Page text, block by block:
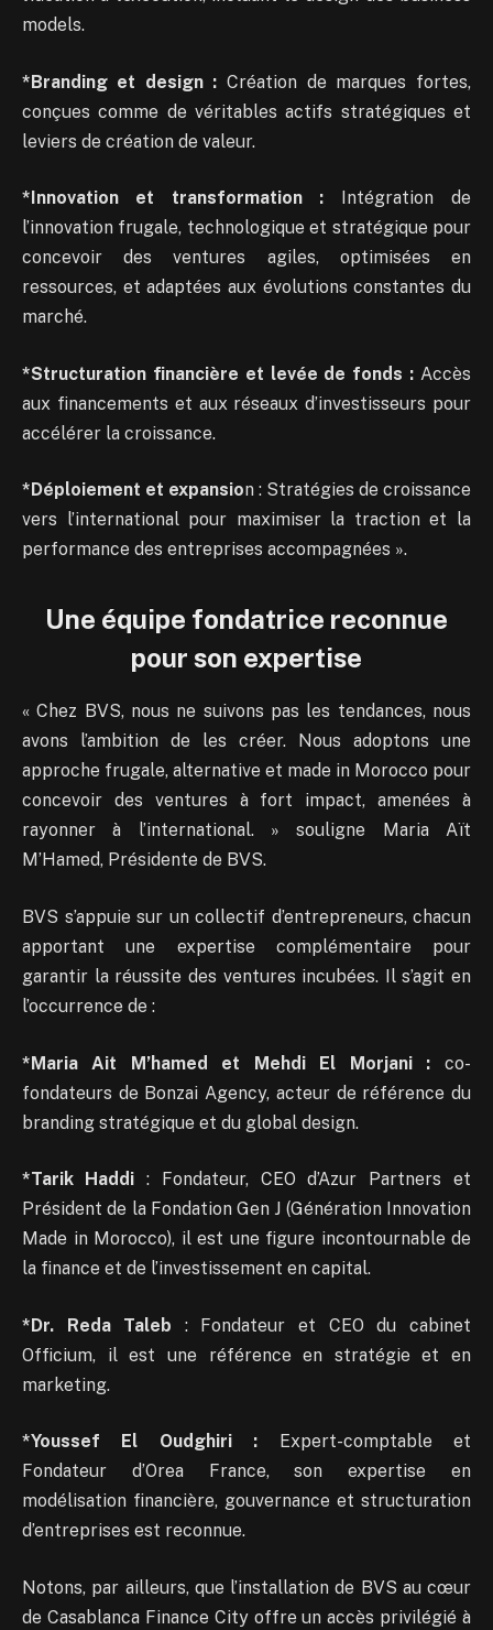
models.
*Branding et design : Création de marques fortes,
conçues comme de véritables actifs stratégiques et
leviers de création de valeur.
*Innovation et transformation : Intégration de
l’innovation frugale, technologique et stratégique pour
concevoir des ventures agiles, optimisées en
ressources, et adaptées aux évolutions constantes du
marché.
*Structuration financière et levée de fonds : Accès
aux financements et aux réseaux d’investisseurs pour
accélérer la croissance.
*Déploiement et expansion : Stratégies de croissance
vers l’international pour maximiser la traction et la
performance des entreprises accompagnées ».
Une équipe fondatrice reconnue
pour son expertise
« Chez BVS, nous ne suivons pas les tendances, nous
avons l’ambition de les créer. Nous adoptons une
approche frugale, alternative et made in Morocco pour
concevoir des ventures à fort impact, amenées à
rayonner à l’international. » souligne Maria Aït
M’Hamed, Présidente de BVS.
BVS s’appuie sur un collectif d’entrepreneurs, chacun
apportant une expertise complémentaire pour
garantir la réussite des ventures incubées. Il s’agit en
l’occurrence de :
*Maria Ait M’hamed et Mehdi El Morjani : co-
fondateurs de Bonzai Agency, acteur de référence du
branding stratégique et du global design.
*Tarik Haddi : Fondateur, CEO d’Azur Partners et
Président de la Fondation Gen J (Génération Innovation
Made in Morocco), il est une figure incontournable de
la finance et de l’investissement en capital.
*Dr. Reda Taleb : Fondateur et CEO du cabinet
Officium, il est une référence en stratégie et en
marketing.
*Youssef El Oudghiri : Expert-comptable et
Fondateur d’Orea France, son expertise en
modélisation financière, gouvernance et structuration
d’entreprises est reconnue.
Notons, par ailleurs, que l’installation de BVS au cœur
de Casablanca Finance City offre un accès privilégié à